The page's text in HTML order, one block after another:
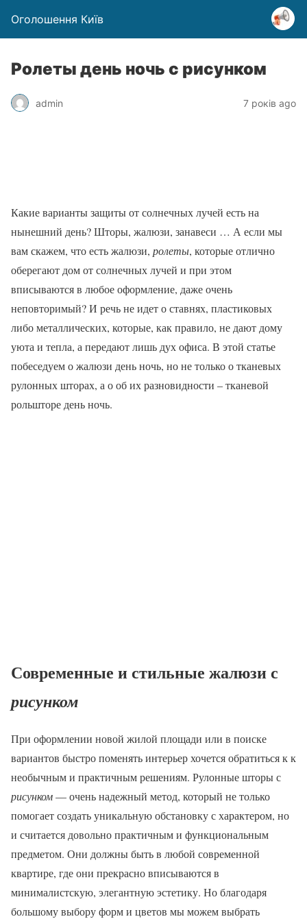
Оголошення Київ
Ролеты день ночь с рисунком
admin 7 років ago
Какие варианты защиты от солнечных лучей есть на
нынешний день? Шторы, жалюзи, занавеси … А если мы
вам скажем, что есть жалюзи, ролеты, которые отлично
оберегают дом от солнечных лучей и при этом
вписываются в любое оформление, даже очень
неповторимый? И речь не идет о ставнях, пластиковых
либо металлических, которые, как правило, не дают дому
уюта и тепла, а передают лишь дух офиса. В этой статье
побеседуем о жалюзи день ночь, но не только о тканевых
рулонных шторах, а о об их разновидности – тканевой
рольшторе день ночь.
Современные и стильные жалюзи с
рисунком
При оформлении новой жилой площади или в поиске
вариантов быстро поменять интерьер хочется обратиться к к
необычным и практичным решениям. Рулонные шторы с
рисунком— очень надежный метод, который не только
помогает создать уникальную обстановку с характером, но
и считается довольно практичным и функциональным
предметом. Они должны быть в любой современной
квартире, где они прекрасно вписываются в
минималистскую, элегантную эстетику. Но благодаря
большому выбору форм и цветов мы можем выбрать